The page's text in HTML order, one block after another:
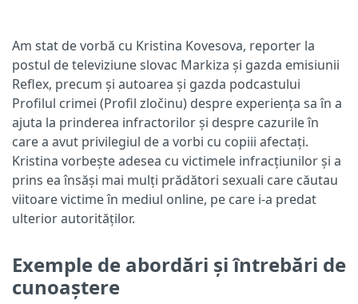
Am stat de vorbă cu Kristina Kovesova, reporter la
postul de televiziune slovac Markiza și gazda emisiunii
Reflex, precum și autoarea și gazda podcastului
Profilul crimei (Profil zločinu) despre experiența sa în a
ajuta la prinderea infractorilor și despre cazurile în
care a avut privilegiul de a vorbi cu copiii afectați.
Kristina vorbește adesea cu victimele infracțiunilor și a
prins ea însăși mai mulți prădători sexuali care căutau
viitoare victime în mediul online, pe care i-a predat
ulterior autorităților.
Exemple de abordări și întrebări de
cunoaștere